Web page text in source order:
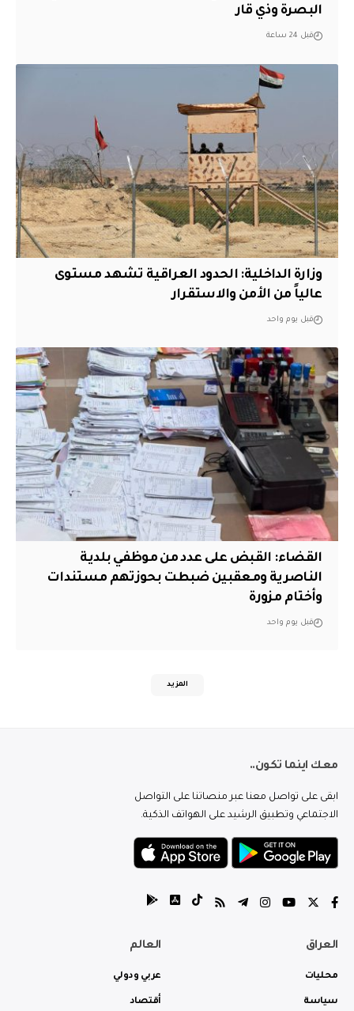
البصرة وذي قار
قبل 24 ساعة
وزارة الداخلية: الحدود العراقية تشهد مستوى
عالياً من الأمن والاستقرار
قبل يوم واحد
القضاء: القبض على عدد من موظفي بلدية
الناصرية ومعقبين ضبطت بحوزتهم مستندات
وأختام مزورة
قبل يوم واحد
المزيد
معك اينما تكون..
ابقى على تواصل معنا عبر منصاتنا على التواصل
الاجتماعي وتطبيق الرشيد على الهواتف الذكية.
العراق
محليات
سياسة
العالم
عربي ودولي
أقتصاد